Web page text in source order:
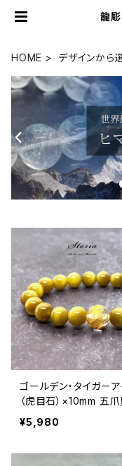
龍
HOME デザインから
ゴールデン・タイガーア
（虎目石）×10mm 五爪
龍【金彫り】水晶 ブレス
¥5,980